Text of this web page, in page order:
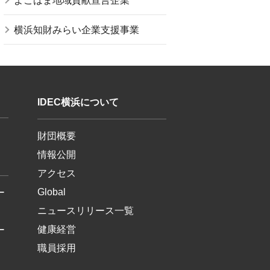
横浜知財みらい企業支援事業
IDEC横浜について
財団概要
情報公開
アクセス
Global
ニュースリリース一覧
健康経営
職員採用